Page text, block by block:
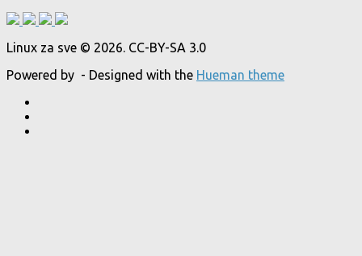
Linux za sve © 2026. CC-BY-SA 3.0
Powered by - Designed with the Hueman theme